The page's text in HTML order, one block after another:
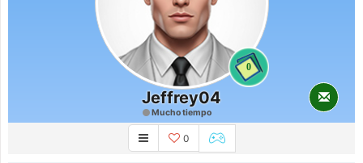
0
Jeffrey04
Mucho tiempo
0